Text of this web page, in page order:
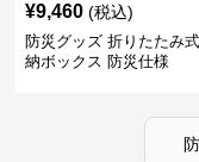
¥9,460 (税込)
防災グッズ 折りたたみ
納ボックス 防災仕様